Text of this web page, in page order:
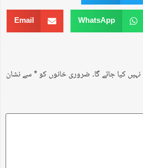
WhatsApp
Email
کیا جائے گا۔ضروری خانوں کو*سے نشان